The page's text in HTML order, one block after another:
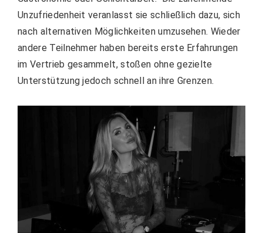
Unzufriedenheit veranlasst sie schließlich dazu, sich
nach alternativen Möglichkeiten umzusehen. Wieder
andere Teilnehmer haben bereits erste Erfahrungen
im Vertrieb gesammelt, stoßen ohne gezielte
Unterstützung jedoch schnell an ihre Grenzen.